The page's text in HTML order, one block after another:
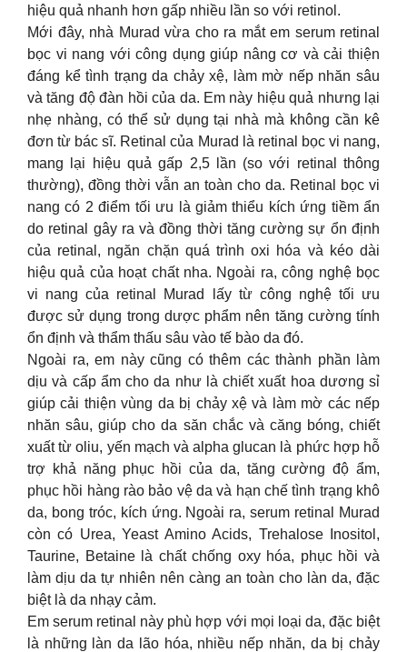
hiệu quả nhanh hơn gấp nhiều lần so với retinol.
Mới đây, nhà Murad vừa cho ra mắt em serum retinal
bọc vi nang với công dụng giúp nâng cơ và cải thiện
đáng kể tình trạng da chảy xệ, làm mờ nếp nhăn sâu
và tăng độ đàn hồi của da. Em này hiệu quả nhưng lại
nhẹ nhàng, có thể sử dụng tại nhà mà không cần kê
đơn từ bác sĩ. Retinal của Murad là retinal bọc vi nang,
mang lại hiệu quả gấp 2,5 lần (so với retinal thông
thường), đồng thời vẫn an toàn cho da. Retinal bọc vi
nang có 2 điểm tối ưu là giảm thiểu kích ứng tiềm ẩn
do retinal gây ra và đồng thời tăng cường sự ổn định
của retinal, ngăn chặn quá trình oxi hóa và kéo dài
hiệu quả của hoạt chất nha. Ngoài ra, công nghệ bọc
vi nang của retinal Murad lấy từ công nghệ tối ưu
được sử dụng trong dược phẩm nên tăng cường tính
ổn định và thẩm thấu sâu vào tế bào da đó.
Ngoài ra, em này cũng có thêm các thành phần làm
dịu và cấp ẩm cho da như là chiết xuất hoa dương sỉ
giúp cải thiện vùng da bị chảy xệ và làm mờ các nếp
nhăn sâu, giúp cho da săn chắc và căng bóng, chiết
xuất từ oliu, yến mạch và alpha glucan là phức hợp hỗ
trợ khả năng phục hồi của da, tăng cường độ ẩm,
phục hồi hàng rào bảo vệ da và hạn chế tình trạng khô
da, bong tróc, kích ứng. Ngoài ra, serum retinal Murad
còn có Urea, Yeast Amino Acids, Trehalose Inositol,
Taurine, Betaine là chất chống oxy hóa, phục hồi và
làm dịu da tự nhiên nên càng an toàn cho làn da, đặc
biệt là da nhạy cảm.
Em serum retinal này phù hợp với mọi loại da, đặc biệt
là những làn da lão hóa, nhiều nếp nhăn, da bị chảy